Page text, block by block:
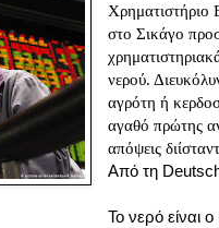
Χρηματιστήριο
στο Σικάγο
νερού.
αγρότη ή
αγαθό πρώτης
απόψεις
Από τη
Το νερό είναι